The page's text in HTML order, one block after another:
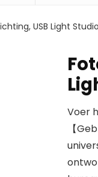
USB Light
Voer
【